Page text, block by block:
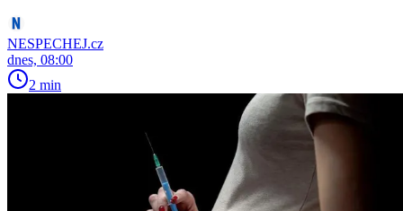
NESPECHEJ.cz
dnes, 08:00
2 min